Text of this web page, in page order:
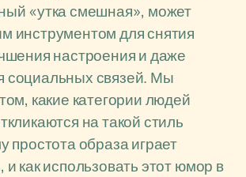
«утка смешная», может
инструментом для снятия
настроения и даже
социальных связей. Мы
какие категории людей
на такой стиль
простота образа играет
как использовать этот юмор в